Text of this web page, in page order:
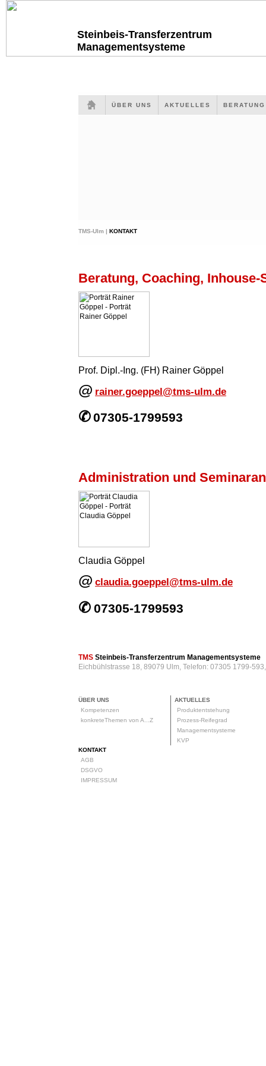
Steinbeis-Transferzentrum
Managementsysteme
ÜBER UNS AKTUELLES
TMS-Ulm | KONTAKT
Beratung, Coaching, Inhouse-
Prof. Dipl.-Ing. (FH) Rainer Göppel
@ rainer.goeppel@tms-ulm.de
✆07305-1799593
Administration und
Claudia Göppel
@ claudia.goeppel@tms-ulm.de
✆ 07305-1799593
TMS Steinbeis-Transferzentrum Managementsysteme
Eichbühlstrasse 18, 89079 Ulm, Telefon: 07305 1799-
ÜBER UNS
Kompetenzen
konkreteThemen von A...Z
AKTUELLES
Produktentstehung
Prozess-Reifegrad
Managementsysteme
KVP
KONTAKT
AGB
DSGVO
IMPRESSUM